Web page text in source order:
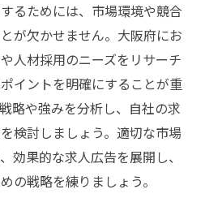
るためには、市場環境や競合
が欠かせません。大阪府にお
人材採用のニーズをリサーチ
イントを明確にすることが重
略や強みを分析し、自社の求
検討しましょう。適切な市場
効果的な求人広告を展開し、
の戦略を練りましょう。